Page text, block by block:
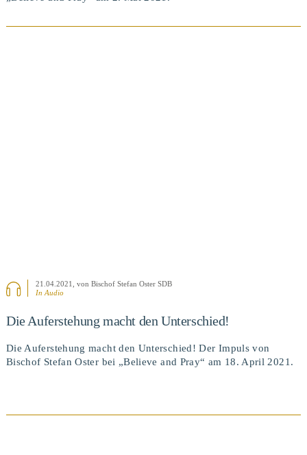
21.04.2021
, von Bischof Stefan Oster SDB
In Audio
Die Auferstehung macht den Unterschied!
Die Auferstehung macht den Unterschied! Der Impuls von
Bischof Stefan Oster bei „Believe and Pray“ am 18. April 2021.